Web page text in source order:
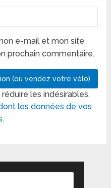
e-mail et mon site
prochain commentaire.
les indésirables.
les données de vos
.